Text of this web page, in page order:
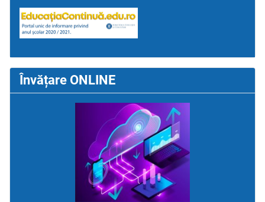
Învățare ONLINE